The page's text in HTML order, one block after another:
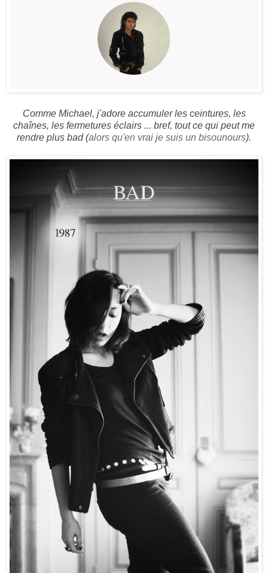
Comme Michael, j'adore accumuler les ceintures, les
chaînes, les fermetures éclairs ... bref, tout ce qui peut me
rendre plus bad (alors qu'en vrai je suis un bisounours).